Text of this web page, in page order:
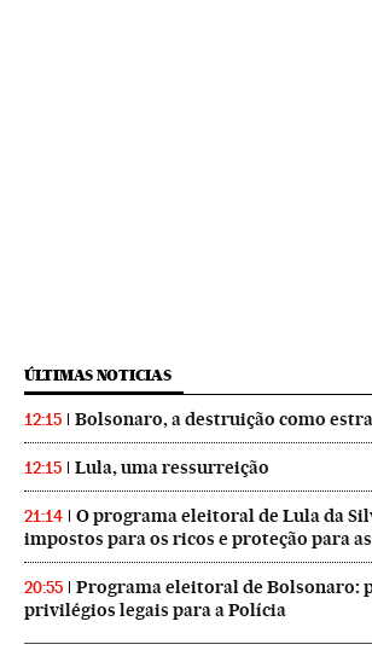
ÚLTIMAS NOTICIAS
12:15 Bolsonaro, a destruição como
12:15 Lula, uma ressurreição
21:14
O programa eleitoral de Lula da
impostos para os ricos e proteção para
20:55
Programa eleitoral de Bolsonaro:
privilégios legais para a Polícia